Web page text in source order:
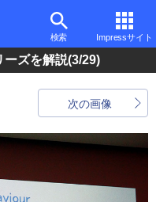
検索 Impressサイト
ズを解説(3/29)
次の画像